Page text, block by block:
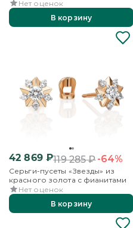
Нет оценок
В корзину
42 869₽119 285₽-64%
Серьги-пусеты «Звезды» из
красного золота с фианитами
Нет оценок
В корзину